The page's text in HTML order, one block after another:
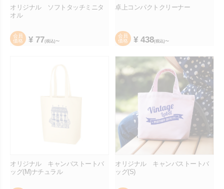
オリジナル ソフトタッチミニタ
オル
会員
価格
¥ 77(税込)〜
卓上コンパクトクリーナー
会員
価格
¥438(税込)〜
オリジナル キャンバストートバ
ッグ(M)ナチュラル
オリジナル キャンバストートバ
ッグ(S)